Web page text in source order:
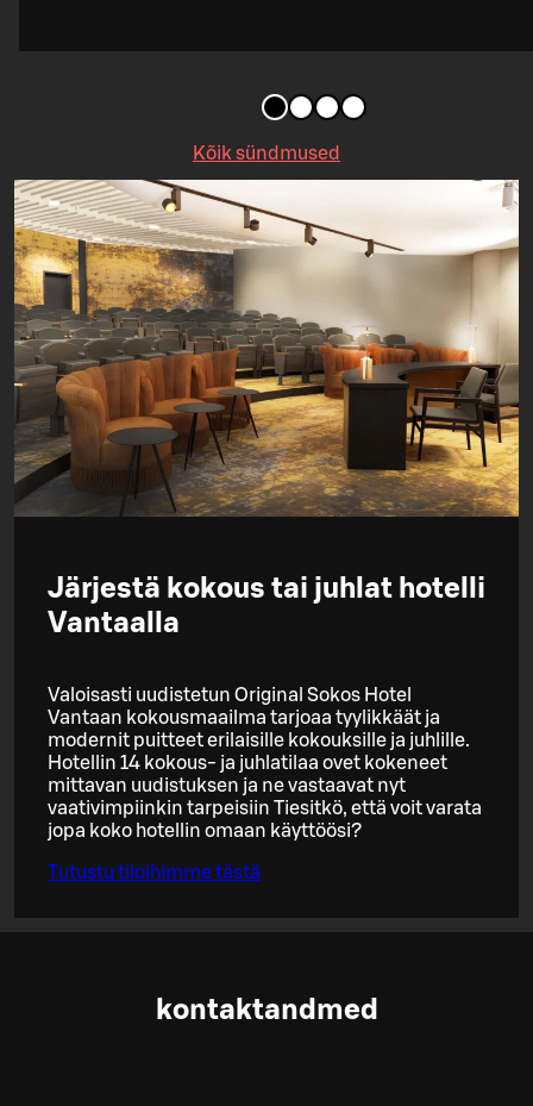
Kõik sündmused
Järjestä kokous tai juhlat hotelli
Vantaalla
Valoisasti uudistetun Original Sokos Hotel
Vantaan kokousmaailma tarjoaa tyylikkäät ja
modernit puitteet erilaisille kokouksille ja juhlille.
Hotellin 14 kokous- ja juhlatilaa ovet kokeneet
mittavan uudistuksen ja ne vastaavat nyt
vaativimpiinkin tarpeisiin Tiesitkö, että voit varata
jopa koko hotellin omaan käyttöösi?
Tutustu tiloihimme tästä
kontaktandmed